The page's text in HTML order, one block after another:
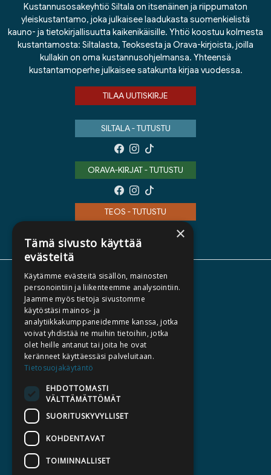
Kustannusosakeyhtiö Siltala on itsenäinen ja riippumaton
yleiskustantamo, joka julkaisee laadukasta suomenkielistä
kauno- ja tietokirjallisuutta kaikenikäisille. Yhtiö koostuu kolmesta
kustantamosta: Siltalasta, Teoksesta ja Orava-kirjoista, joilla
kullakin on oma kustannusohjelmansa. Yhteensä
kustantamoperhe julkaisee satakunta kirjaa vuodessa.
TILAA UUTISKIRJE
SILTALA - TUTUSTU
ORAVA-KIRJAT - TUTUSTU
TEOS - TUTUSTU
TIETOA MEISTÄ
TEKIJÄT
KATALOGIT
AJANKOHTAISTA
HALUATKO KIRJAILIJAKSI
KIRJA TILAUSTYÖNÄ
MEDIALLE
LASKUTUSOSOITTEET
×
Tämä sivusto käyttää
evästeitä
Käytämme evästeitä sisällön, mainosten
personointiin ja liikenteemme analysointiin.
Jaamme myös tietoja sivustomme
käytöstäsi mainos- ja
analytiikkakumppaneidemme kanssa, jotka
voivat yhdistää ne muihin tietoihin, jotka
olet heille antanut tai joita he ovat
keränneet käyttäessäsi palveluitaan.
Tietosuojakäytäntö
EHDOTTOMASTI
VÄLTTÄMÄTTÖMÄT
SUORITUSKYVYLLISET
KOHDENTAVAT
TOIMINNALLISET